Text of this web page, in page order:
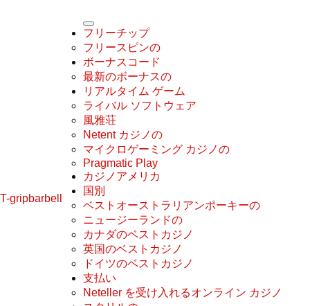
T-gripbarbell
フリーチップ
フリースピンの
ボーナスコード
最新のボーナスの
リアルタイム ゲーム
ライバル ソフトウェア
風雅荘
Netent カジノの
マイクロゲーミング カジノの
Pragmatic Play
カジノアメリカ
国別
ベストオーストラリアンポーキーの
ニュージーランドの
カナダのベストカジノ
英国のベストカジノ
ドイツのベストカジノ
支払い
Neteller を受け入れるオンライン カジノ